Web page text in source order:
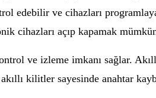
edebilir ve cihazları
cihazları açıp kapamak
ve izleme imkanı sağlar.
kilitler sayesinde anahtar